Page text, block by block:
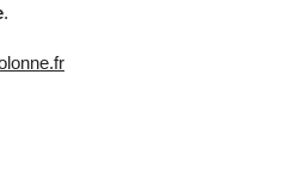
.